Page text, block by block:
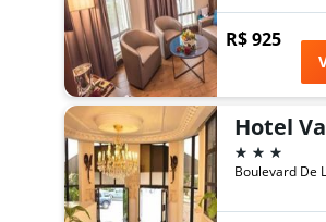
R$ 925
3 estrelas